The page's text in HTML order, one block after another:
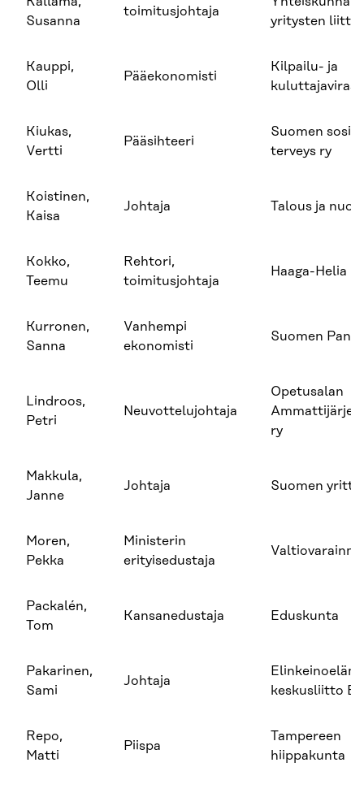
Susanna
toimitusjohtaja
yritysten liitto
Kauppi,
Olli
Pääekonomisti
Kilpailu- ja
Kiukas,
Vertti
Pääsihteeri
Suomen
terveys ry
Koistinen,
Kaisa
Johtaja Talous ja
Kokko,
Teemu
Rehtori,
toimitusjohtaja
Haaga-Helia
Kurronen,
Sanna
Vanhempi
ekonomisti
Suomen
Lindroos,
Petri
Neuvottelujohtaja
Opetusalan
ry
Makkula,
Janne
Johtaja Suomen
Moren,
Pekka
Ministerin
erityisedustaja
Packalén,
Tom
Kansanedustaja Eduskunta
Pakarinen,
Sami
Johtaja
keskusliitto
Repo,
Matti
Piispa
Tampereen
hiippakunta